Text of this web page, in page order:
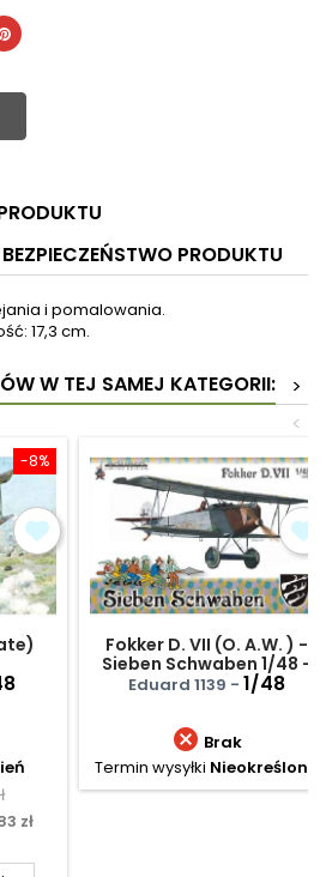
BEZPIECZEŃSTWO PRODUKTU
i pomalowania.
17,3 cm.
W TEJ SAMEJ KATEGORII:
>
<
-8%
zł
Fokker D. VII (O. A.W. ) -
Sieben Schwaben 1/48 -
samolot
Eduard 1139 - 1/48
 Brak
Termin wysyłki Nieokreślony